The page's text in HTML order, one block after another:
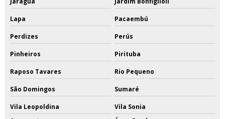
Lapa Pacaembú
Perdizes Perús
Pinheiros Pirituba
Raposo Tavares Rio Pequeno
São Domingos Sumaré
Vila Leopoldina
Vila Sonia